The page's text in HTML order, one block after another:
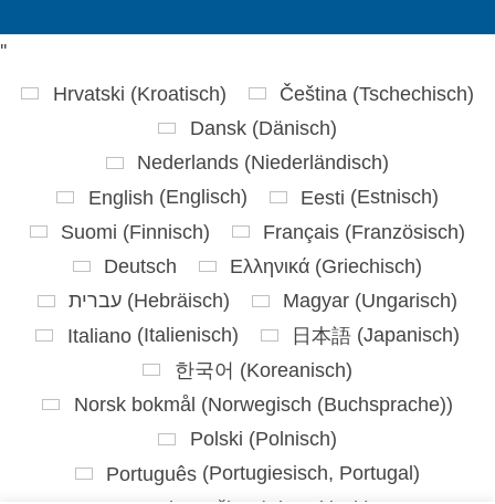
''
Hrvatski (Kroatisch) Čeština (Tschechisch)
Dansk(Dänisch)
Nederlands (Niederländisch)
English (Englisch) Eesti (Estnisch)
Suomi (Finnisch) Français (Französisch)
Deutsch
Ελληνικά (Griechisch)
עברית (Hebräisch) Magyar (Ungarisch)
Italiano(Italienisch) 日本語(Japanisch)
한국어 (Koreanisch)
Norsk bokmål (Norwegisch (Buchsprache))
Polski (Polnisch)
Português (Portugiesisch, Portugal)